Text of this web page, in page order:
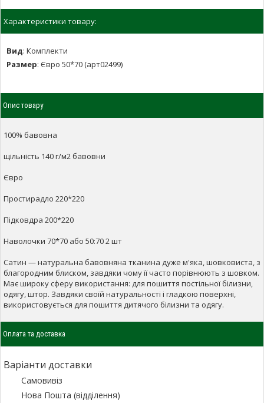
Характеристики товару:
Вид: Комплекти
Размер: Євро 50*70 (арт02499)
Опис товару
100% бавовна
щільність 140 г/м2 бавовни
Євро
Простирадло 220*220
Підковдра 200*220
Наволочки 70*70 або 50:70 2 шт
Сатин — натуральна бавовняна тканина дуже м'яка, шовковиста, з
благородним блиском, завдяки чому її часто порівнюють з шовком.
Має широку сферу використання: для пошиття постільної білизни,
одягу, штор. Завдяки своїй натуральності і гладкою поверхні,
використовується для пошиття дитячого білизни та одягу.
Оплата та доставка
Варіанти доставки
Самовивіз
Нова Пошта (відділення)